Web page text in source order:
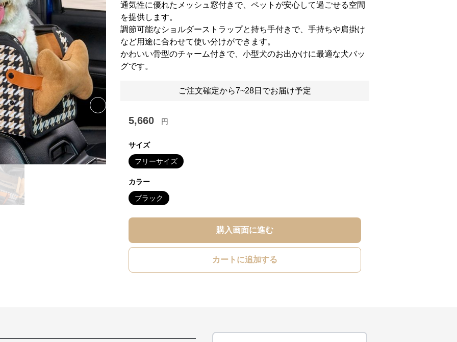
Next slide
通気性に優れたメッシュ窓付きで、ペットが安心して過ごせる空間
を提供します。
調節可能なショルダーストラップと持ち手付きで、手持ちや肩掛け
など用途に合わせて使い分けができます。
かわいい骨型のチャーム付きで、小型犬のお出かけに最適な犬バッ
グです。
ご注文確定から7~28日でお届け予定
5,660 円
サイズ
フリーサイズ
カラー
ブラック
購入画面に進む
カートに追加する